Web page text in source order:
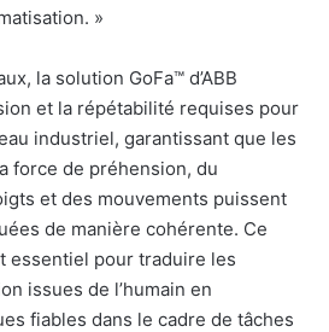
»
la solution GoFa™ d’ABB
et la répétabilité requises pour
industriel, garantissant que les
force de préhension, du
et des mouvements puissent
de manière cohérente. Ce
essentiel pour traduire les
issues de l’humain en
fiables dans le cadre de tâches